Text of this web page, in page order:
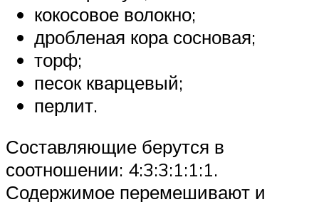
кокосовое волокно;
дробленая кора сосновая;
торф;
песок кварцевый;
перлит.
Составляющие берутся в
соотношении: 4:3:3:1:1:1.
Содержимое перемешивают и